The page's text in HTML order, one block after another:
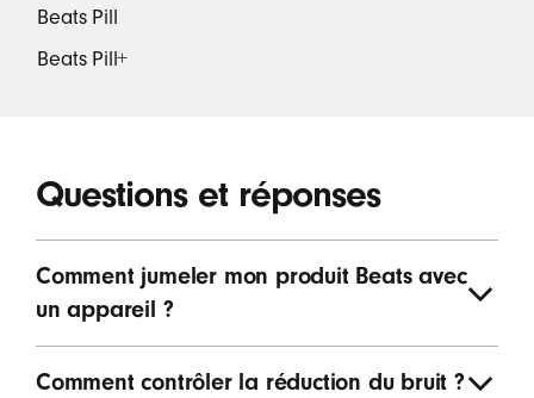
Beats Pill
Beats Pill+
Questions et réponses
Comment jumeler mon produit Beats avec
un appareil ?
Comment contrôler la réduction du bruit ?